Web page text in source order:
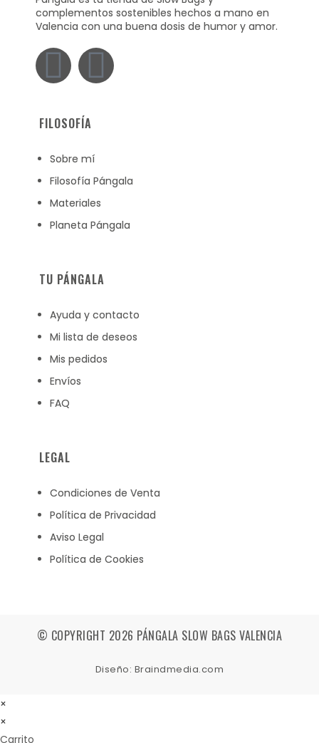
complementos sostenibles hechos a mano en
Valencia con una buena dosis de humor y amor.
FILOSOFÍA
Sobre mí
Filosofía Pángala
Materiales
Planeta Pángala
TU PÁNGALA
Ayuda y contacto
Mi lista de deseos
Mis pedidos
Envíos
FAQ
LEGAL
Condiciones de Venta
Política de Privacidad
Aviso Legal
Política de Cookies
© COPYRIGHT 2026 PÁNGALA SLOW BAGS VALENCIA
Diseño: Braindmedia.com
×
×
Carrito